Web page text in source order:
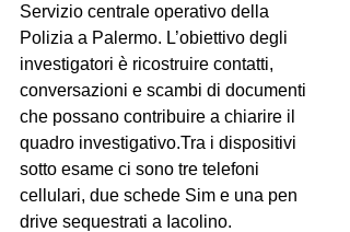
Servizio centrale operativo della
Polizia a Palermo. L’obiettivo degli
investigatori è ricostruire contatti,
conversazioni e scambi di documenti
che possano contribuire a chiarire il
quadro investigativo.Tra i dispositivi
sotto esame ci sono tre telefoni
cellulari, due schede Sim e una pen
drive sequestrati a Iacolino.